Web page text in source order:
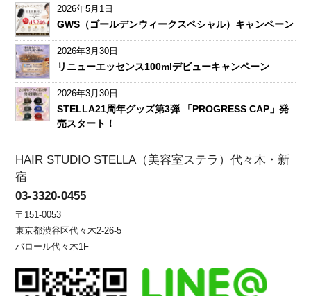
2026年5月1日
GWS（ゴールデンウィークスペシャル）キャンペーン
2026年3月30日
リニューエッセンス100mlデビューキャンペーン
2026年3月30日
STELLA21周年グッズ第3弾 「PROGRESS CAP」発
売スタート！
HAIR STUDIO STELLA（美容室ステラ）代々木・新
宿
03-3320-0455
〒151-0053
東京都渋谷区代々木2-26-5
バロール代々木1F